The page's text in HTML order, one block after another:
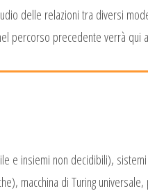
delle relazioni tra diversi
percorso precedente verrà qui
e insiemi non decidibili),
macchina di Turing